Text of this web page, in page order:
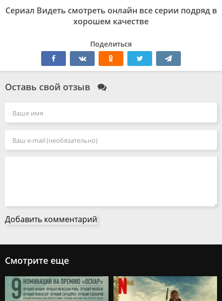
Сериал Видеть смотреть онлайн все серии подряд в
хорошем качестве
Поделиться
Оставь свой отзыв
Добавить комментарий
Смотрите еще